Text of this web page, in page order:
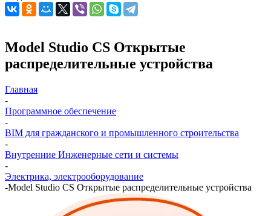
Model Studio CS Открытые
распределительные устройства
Главная
-
Программное обеспечение
-
BIM для гражданского и промышленного строительства
-
Внутренние Инженерные сети и системы
-
Электрика, электрооборудование
-Model Studio CS Открытые распределительные устройства